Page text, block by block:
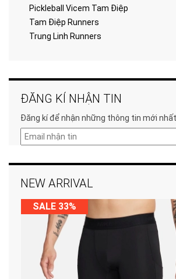
Pickleball Vicem Tam Điệp
Tam Điệp Runners
Trung Linh Runners
ĐĂNG KÍ NHẬN TIN
Đăng kí để nhận những thông tin mới
NEW ARRIVAL
SALE 33%